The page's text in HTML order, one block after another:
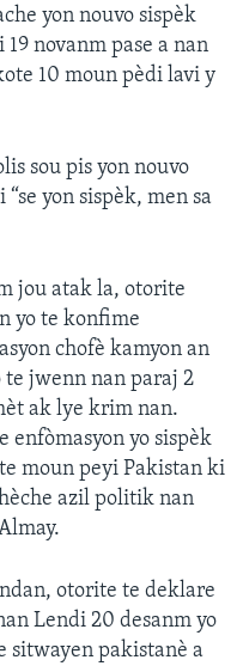
yon nouvo sispèk
novanm pase a nan
10 moun pèdi lavi y
sou pis yon nouvo
yon sispèk, men sa
jou atak la, otorite
yo te konfime
chofè kamyon an
te jwenn nan paraj 2
ak lye krim nan.
enfòmasyon yo sispèk
moun peyi Pakistan ki
azil politik nan
otorite te deklare
Lendi 20 desanm yo
sitwayen pakistanè a